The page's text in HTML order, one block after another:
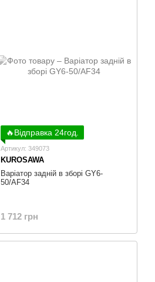
🔥Відправка 24год.
Артикул: 349073
KUROSAWA
Варіатор задній в зборі GY6-
50/AF34
1 712 грн